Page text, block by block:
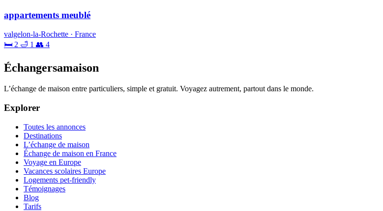
appartements meublé
valgelon-la-Rochette · France
🛏 2 🛁 1 👥 4
Échangersamaison
L’échange de maison entre particuliers, simple et gratuit. Voyagez autrement, partout dans le monde.
Explorer
Toutes les annonces
Destinations
L’échange de maison
Échange de maison en France
Voyage en Europe
Vacances scolaires Europe
Logements pet-friendly
Témoignages
Blog
Tarifs